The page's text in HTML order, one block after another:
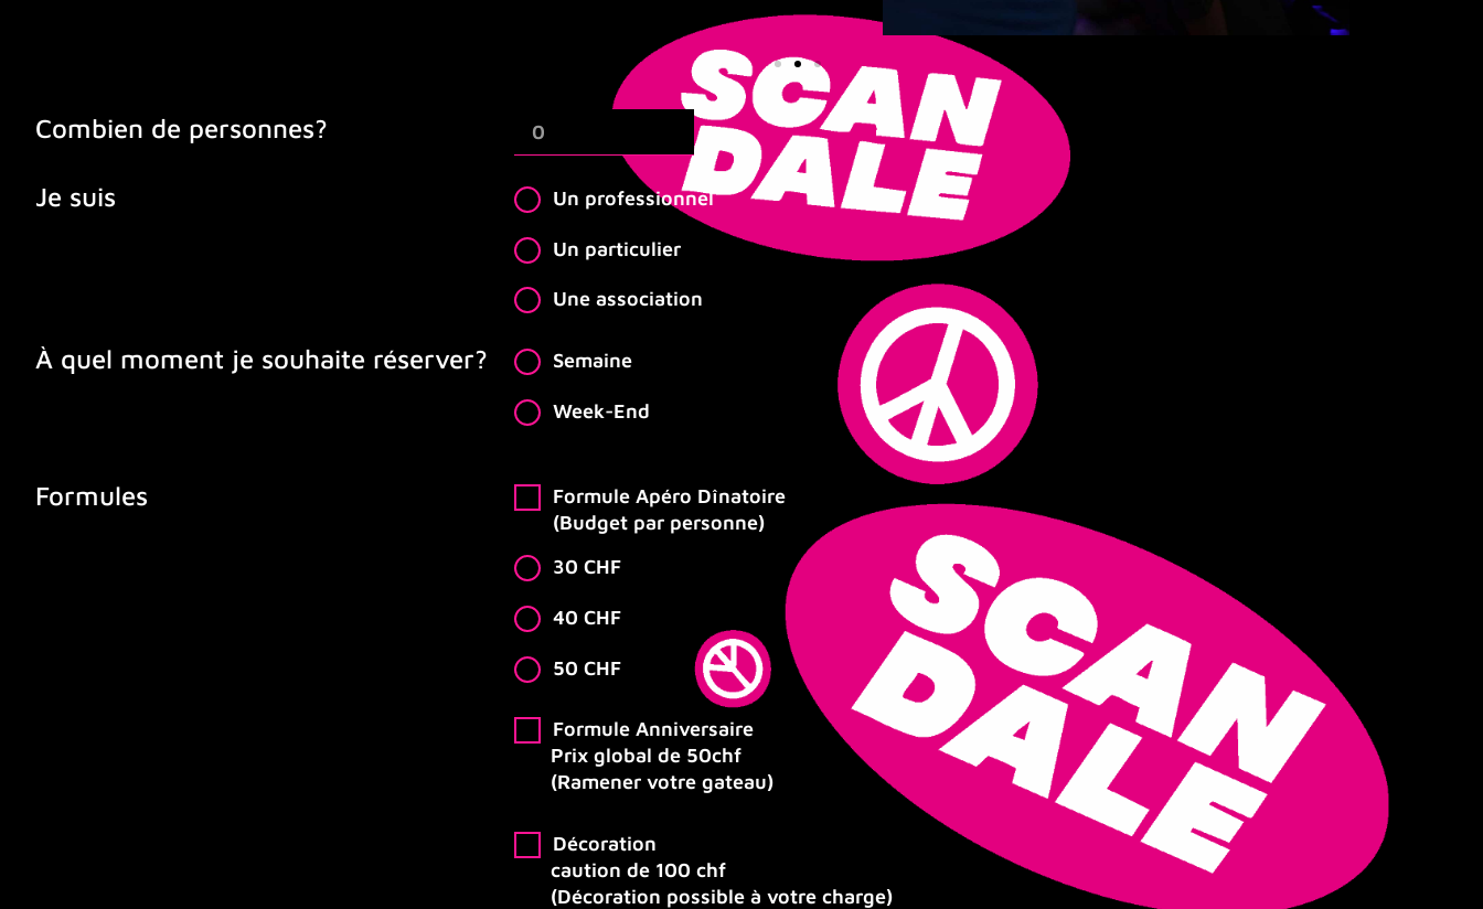
Combien de personnes?
Je suis Un professionnel
Un particulier
Une association
À quel moment je souhaite réserver? Semaine
Week-End
Formules
Formule Apéro Dînatoire
(Budget par personne)
30 CHF
40 CHF
50 CHF
Formule Anniversaire
Prix global de 50chf
(Ramener votre gateau)
Décoration
caution de 100 chf
(Décoration possible à votre charge)